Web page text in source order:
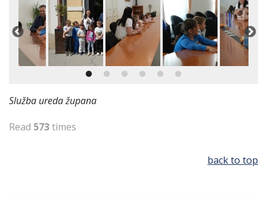
Služba ureda župana
Read 573times
back to top